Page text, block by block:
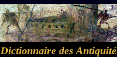
Dictionnaire des